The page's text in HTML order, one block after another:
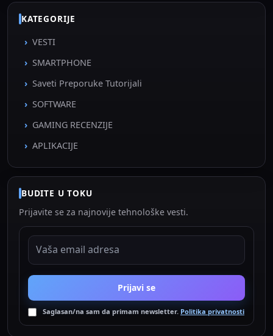
KATEGORIJE
VESTI
SMARTPHONE
Saveti Preporuke Tutorijali
SOFTWARE
GAMING RECENZIJE
APLIKACIJE
BUDITE U TOKU
Prijavite se za najnovije tehnološke vesti.
EMAIL ADRESA
Prijavi se
Saglasan/na sam da primam newsletter. Politika privatnosti